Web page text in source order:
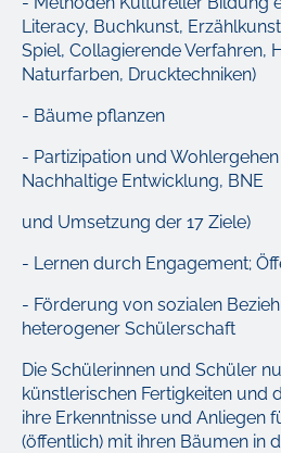
Literacy, Buchkunst,
Spiel, Collagierende Verfahren,
Naturfarben, Drucktechniken)
- Bäume pflanzen
- Partizipation und
Nachhaltige Entwicklung, BNE
und Umsetzung der 17 Ziele)
- Lernen durch Engagement;
- Förderung von sozialen
heterogener Schülerschaft
Die Schülerinnen und Schüler
künstlerischen Fertigkeiten und
ihre Erkenntnisse und Anliegen
(öffentlich) mit ihren Bäumen in